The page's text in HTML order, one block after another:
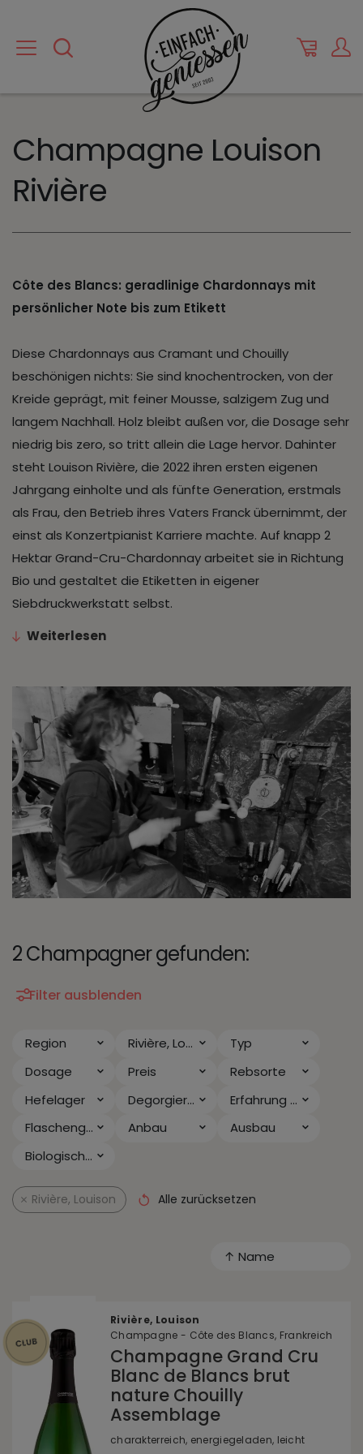
Champagne Louison
Rivière
Côte des Blancs: geradlinige Chardonnays mit
persönlicher Note bis zum Etikett
Diese Chardonnays aus Cramant und Chouilly
beschönigen nichts: Sie sind knochentrocken, von der
Kreide geprägt, mit feiner Mousse, salzigem Zug und
langem Nachhall. Holz bleibt außen vor, die Dosage sehr
niedrig bis zero, so tritt allein die Lage hervor. Dahinter
steht Louison Rivière, die 2022 ihren ersten eigenen
Jahrgang einholte und als fünfte Generation, erstmals
als Frau, den Betrieb ihres Vaters Franck übernimmt, der
einst als Konzertpianist Karriere machte. Auf knapp 2
Hektar Grand-Cru-Chardonnay arbeitet sie in Richtung
Bio und gestaltet die Etiketten in eigener
Siebdruckwerkstatt selbst.
Weiterlesen
2 Champagner gefunden:
Filter ausblenden
Region Rivière, Louison
Typ
Dosage
Preis
Rebsorte
Hefelager
Degorgiert seit
Erfahrung & Anlass
Flaschengröße
Anbau
Ausbau
Biologischer Säureabbau
Alle zurücksetzen
Rivière, Louison
↑ Name
Rivière, Louison
Champagne - Côte des Blancs, Frankreich
Champagne Grand Cru
Blanc de Blancs brut
nature Chouilly
Assemblage
charakterreich, energiegeladen, leicht